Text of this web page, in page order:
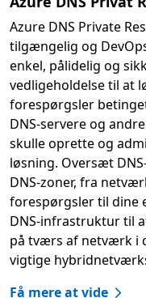
Azure DNS Private
tilgængelig og
enkel, pålidelig og
vedligeholdelse til at
forespørgsler
DNS-servere og
skulle oprette og
løsning. Oversæt
DNS-zoner, fra
forespørgsler til dine
DNS-infrastruktur til
på tværs af netværk i
vigtige
Få mere at vide